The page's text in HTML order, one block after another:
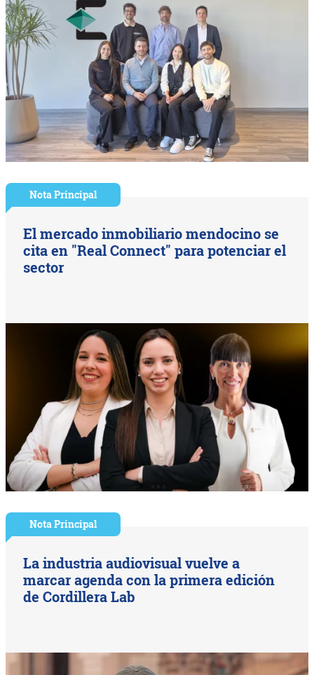
Nota Principal
El mercado inmobiliario mendocino se
cita en "Real Connect" para potenciar el
sector
Nota Principal
La industria audiovisual vuelve a
marcar agenda con la primera edición
de Cordillera Lab